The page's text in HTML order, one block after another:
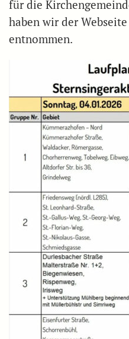
für die
haben wir der
entnommen.